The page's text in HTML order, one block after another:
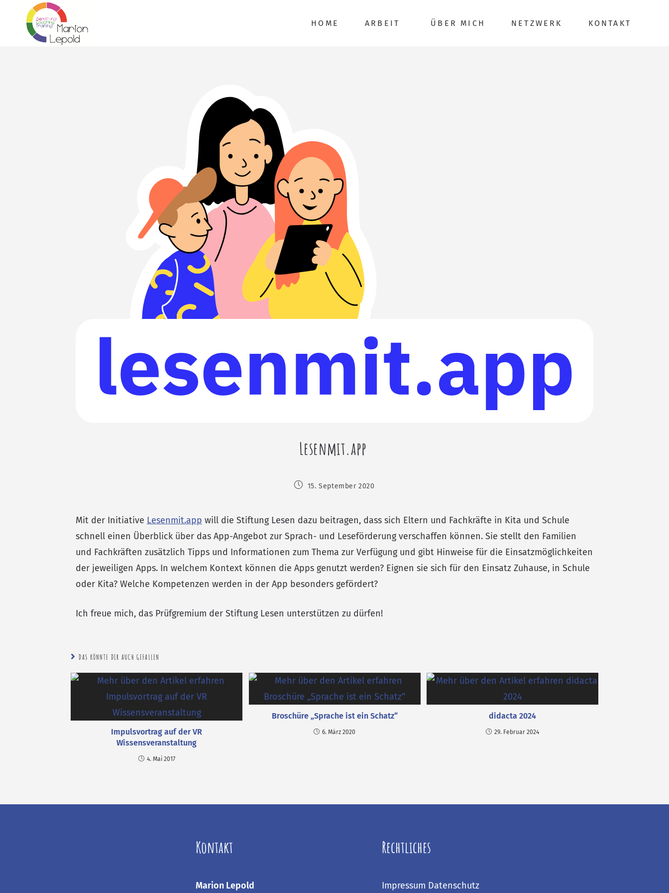
HOME ARBEIT ÜBER MICH NETZWERK KONTAKT
Lesenmit.app
15. September 2020
Mit der Initiative Lesenmit.app will die Stiftung Lesen dazu beitragen, dass sich Eltern und Fachkräfte in Kita und Schule
schnell einen Überblick über das App-Angebot zur Sprach- und Leseförderung verschaffen können. Sie stellt den Familien
und Fachkräften zusätzlich Tipps und Informationen zum Thema zur Verfügung und gibt Hinweise für die Einsatzmöglichkeiten
der jeweiligen Apps. In welchem Kontext können die Apps genutzt werden? Eignen sie sich für den Einsatz Zuhause, in Schule
oder Kita? Welche Kompetenzen werden in der App besonders gefördert?
Ich freue mich, das Prüfgremium der Stiftung Lesen unterstützen zu dürfen!
DAS KÖNNTE DIR AUCH GEFALLEN
Impulsvortrag auf der VR
Wissensveranstaltung
4. Mai 2017
Broschüre „Sprache ist ein Schatz“
6. März 2020
didacta 2024
29. Februar 2024
Kontakt
Marion Lepold
Rechtliches
Impressum Datenschutz